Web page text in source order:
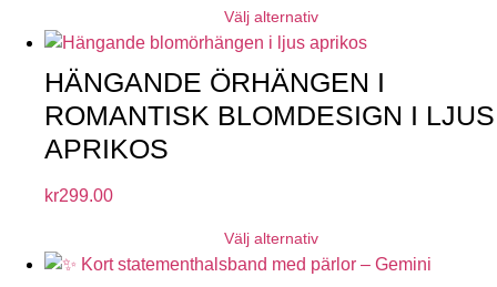
Välj alternativ
HÄNGANDE ÖRHÄNGEN I
ROMANTISK BLOMDESIGN I LJUS
APRIKOS
kr299.00
Välj alternativ